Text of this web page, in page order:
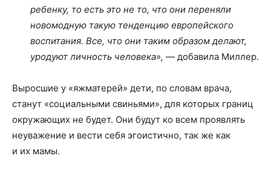
ребенку, то есть это не то, что они переняли
новомодную такую тенденцию европейского
воспитания. Все, что они таким образом делают,
уродуют личность человека», — добавила Миллер.
Выросшие у «яжматерей» дети, по словам врача,
станут «социальными свиньями», для которых границ
окружающих не будет. Они будут ко всем проявлять
неуважение и вести себя эгоистично, так же как
и их мамы.